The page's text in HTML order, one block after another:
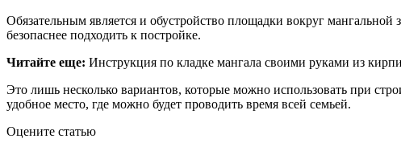
Обязательным является и обустройство площадки вокруг
безопаснее подходить к постройке.
Читайте еще: Инструкция по кладке мангала своими руками из
Это лишь несколько вариантов, которые можно использовать при
удобное место, где можно будет проводить время всей семьей.
Оцените статью